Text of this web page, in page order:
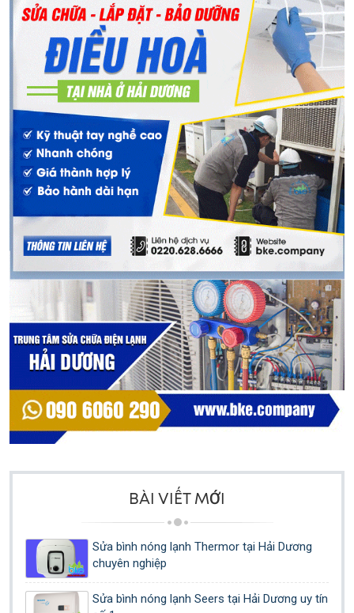
BÀI VIẾT MỚI
Sửa bình nóng lạnh Thermor tại Hải Dương
chuyên nghiệp
Sửa bình nóng lạnh Seers tại Hải Dương uy tín